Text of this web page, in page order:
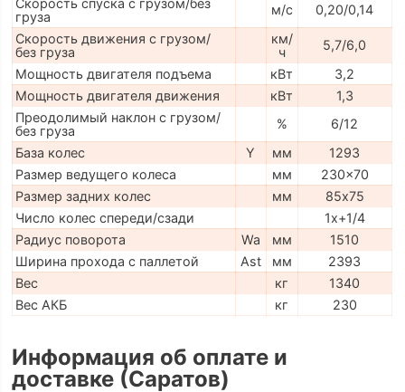
Скорость спуска с грузом/без
груза
м/с
0,20/0,14
Скорость движения с грузом/
без груза
км/
ч
5,7/6,0
Мощность двигателя подъема
кВт
3,2
Мощность двигателя движения
кВт
1,3
Преодолимый наклон с грузом/
без груза
%
6/12
База колес
Y мм
1293
Размер ведущего колеса
мм
230x70
Размер задних колес
мм
85х75
Число колес спереди/сзади
1x+1/4
Радиус поворота
Wa мм
1510
Ширина прохода с паллетой
Ast мм
2393
Вес
кг
1340
Вес АКБ
кг 230
Информация об оплате и
доставке (Саратов)